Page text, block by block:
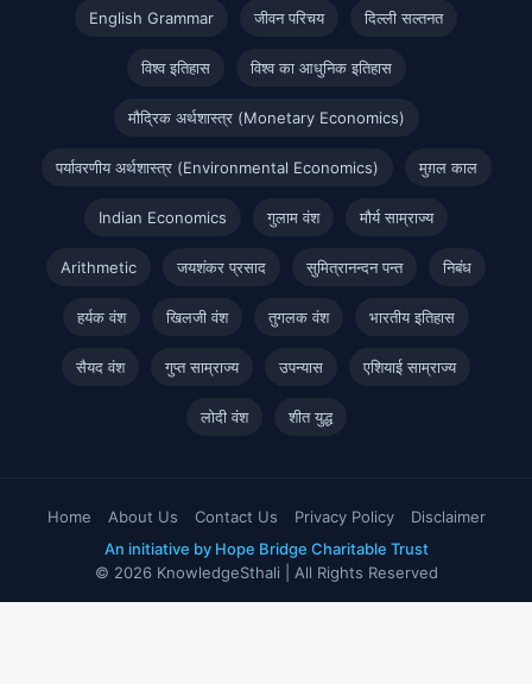
English Grammar जीवन परिचय दिल्ली सल्तनत
विश्व इतिहास विश्व का आधुनिक इतिहास
मौद्रिक अर्थशास्त्र (Monetary Economics)
पर्यावरणीय अर्थशास्त्र (Environmental Economics) मुग़ल काल
Indian Economics गुलाम वंश मौर्य साम्राज्य
Arithmetic जयशंकर प्रसाद सुमित्रानन्दन पन्त निबंध
हर्यक वंश खिलजी वंश तुगलक वंश भारतीय इतिहास
सैयद वंश गुप्त साम्राज्य उपन्यास एशियाई साम्राज्य
लोदी वंश शीत युद्ध
Home About Us Contact Us Privacy Policy
Disclaimer
An initiative by Hope Bridge Charitable Trust
© 2026 KnowledgeSthali | All Rights Reserved